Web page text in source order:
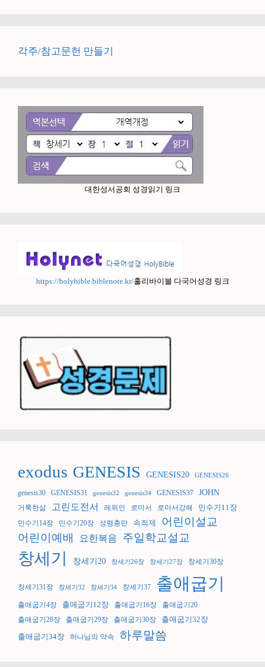
각주/참고문헌 만들기
대한성서공회 성경읽기 링크
https://holybible.biblenote.kr/홀리바이블 다국어성경 링크
exodus GENESIS GENESIS20 GENESIS26
genesis30 GENESIS31 genesis32 genesis34 GENESIS37 JOHN
거룩한삶 고린도전서 레위인 로마서 로마서강해 민수기11장
민수기14장 민수기20장 성령충만 속죄제
어린이설교
어린이예배
요한복음 주일학교설교
창세기 창세기20 창세기26장 창세기27장 창세기30장
창세기31장 창세기32 창세기34 창세기37 출애굽기
출애굽기4장 출애굽기12장 출애굽기16장
출애굽기20
출애굽기28장
출애굽기29장 출애굽기30장 출애굽기32장
출애굽기34장 하나님의 약속 하루말씀